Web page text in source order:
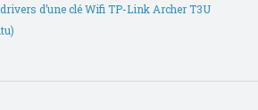
d’une clé Wifi TP-Link Archer T3U